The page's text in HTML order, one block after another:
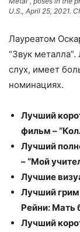
U.S., April 25, 2021.
Лауреатом
“Звук
слух, имеет
номинациях.
Лучший
фильм –
Лучший
– “Мой
Лучшие
Лучший
Рейни: Мать
Лучший